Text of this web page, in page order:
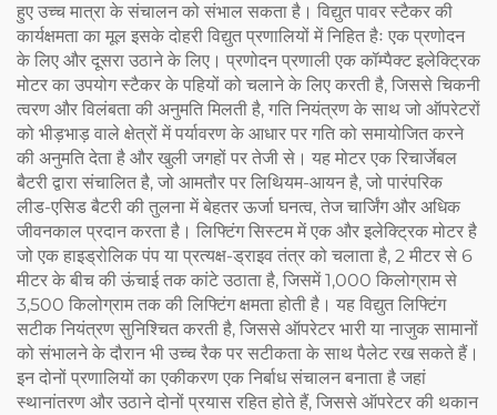
हुए उच्च मात्रा के संचालन को संभाल सकता है। विद्युत पावर स्टैकर की
कार्यक्षमता का मूल इसके दोहरी विद्युत प्रणालियों में निहित हैः एक प्रणोदन
के लिए और दूसरा उठाने के लिए। प्रणोदन प्रणाली एक कॉम्पैक्ट इलेक्ट्रिक
मोटर का उपयोग स्टैकर के पहियों को चलाने के लिए करती है, जिससे चिकनी
त्वरण और विलंबता की अनुमति मिलती है, गति नियंत्रण के साथ जो ऑपरेटरों
को भीड़भाड़ वाले क्षेत्रों में पर्यावरण के आधार पर गति को समायोजित करने
की अनुमति देता है और खुली जगहों पर तेजी से। यह मोटर एक रिचार्जेबल
बैटरी द्वारा संचालित है, जो आमतौर पर लिथियम-आयन है, जो पारंपरिक
लीड-एसिड बैटरी की तुलना में बेहतर ऊर्जा घनत्व, तेज चार्जिंग और अधिक
जीवनकाल प्रदान करता है। लिफ्टिंग सिस्टम में एक और इलेक्ट्रिक मोटर है
जो एक हाइड्रोलिक पंप या प्रत्यक्ष-ड्राइव तंत्र को चलाता है, 2 मीटर से 6
मीटर के बीच की ऊंचाई तक कांटे उठाता है, जिसमें 1,000 किलोग्राम से
3,500 किलोग्राम तक की लिफ्टिंग क्षमता होती है। यह विद्युत लिफ्टिंग
सटीक नियंत्रण सुनिश्चित करती है, जिससे ऑपरेटर भारी या नाजुक सामानों
को संभालने के दौरान भी उच्च रैक पर सटीकता के साथ पैलेट रख सकते हैं।
इन दोनों प्रणालियों का एकीकरण एक निर्बाध संचालन बनाता है जहां
स्थानांतरण और उठाने दोनों प्रयास रहित होते हैं, जिससे ऑपरेटर की थकान